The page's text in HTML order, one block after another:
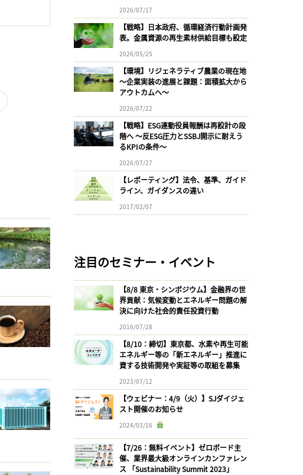
2026/07/17
【戦略】日本政府、循環経済行動計画発
表。金属資源の再生素材供給目標も設定
2026/05/25
【環境】リジェネラティブ農業の現在地
〜企業実装の進展と課題：面積拡大から
アウトカムへ〜
2026/07/22
【戦略】ESG連動役員報酬は再設計の段
階へ 〜反ESG圧力とSSBJ開示に耐えう
るKPIの条件〜
2026/07/27
【レポーティング】法令、基準、ガイド
ライン、ガイダンスの違い
2017/02/07
注目のセミナー・イベント
【8/8 東京・シンポジウム】金融界の世
界貢献：気候変動とエネルギー問題の解
決に向けた社会的責任投資行動
2016/07/28
【8/10：締切】東京都、水素や再生可能
エネルギー等の「新エネルギー」推進に
資する技術開発や実証等の取組を募集
2023/07/12
【ウェビナー：4/9（火）】SJダイジェ
スト開催のお知らせ
2024/03/16
【7/26：無料イベント】ゼロボード主
催、業界最大級オンラインカンファレン
ス 「Sustainability Summit 2023」